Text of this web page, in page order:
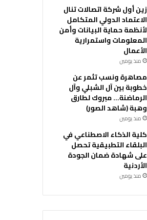
زين أول شركة اتصالات تنال
الاعتماد الدولي المتكامل
لأنظمة حماية البيانات وأمن
المعلومات واستمرارية
الأعمال
منذ يومين
مصاهرة ونسب تثمر عن
خطوبة بين آل الشبلي وآل
الرماضنة… مبروك لطارق
وهبة (شاهد الصور)
منذ يومين
كلية الذكاء الاصطناعي في
البلقاء التطبيقية تحصل
على شهادة ضمان الجودة
الأردنية
منذ يومين